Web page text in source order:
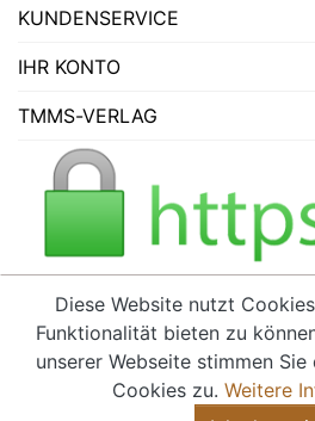
KUNDENSERVICE
IHR KONTO
TMMS-VERLAG
VERTRAG
Diese Website nutzt
Funktionalität bieten zu
unserer Webseite stimmen
Cookies zu. Weitere